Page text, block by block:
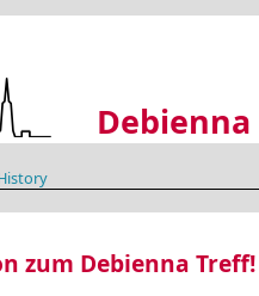
Debienna
zum Debienna Treff!